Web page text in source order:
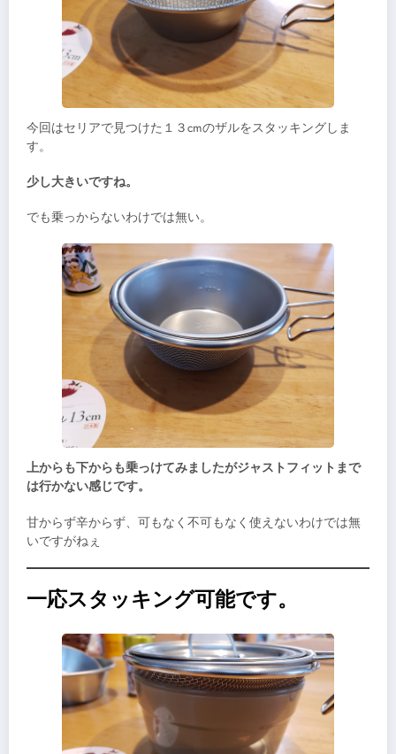
今回はセリアで見つけた１３cmのザルをスタッキングしま
す。
少し大きいですね。
でも乗っからないわけでは無い。
上からも下からも乗っけてみましたがジャストフィットまで
は行かない感じです。
甘からず辛からず、可もなく不可もなく使えないわけでは無
いですがねぇ
一応スタッキング可能です。